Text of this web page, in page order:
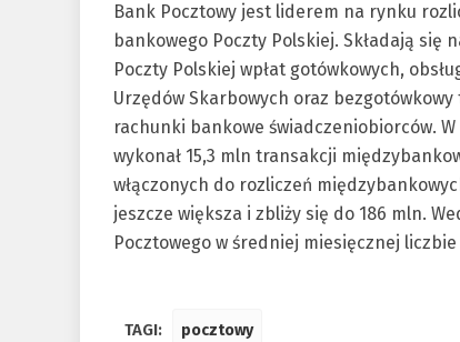
Bank Pocztowy jest liderem na rynku
bankowego Poczty Polskiej. Składają
Poczty Polskiej wpłat gotówkowych,
Urzędów Skarbowych oraz
rachunki bankowe świadczeniobiorców.
wykonał 15,3 mln transakcji
włączonych do rozliczeń
jeszcze większa i zbliży się do 186 mln.
Pocztowego w średniej miesięcznej
TAGI: pocztowy